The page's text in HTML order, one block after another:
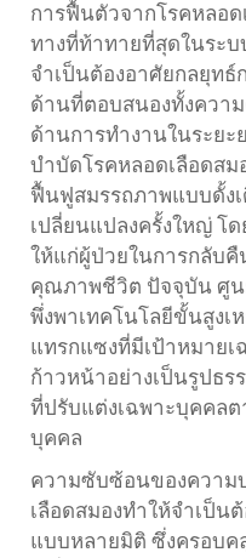
การฟื้นตัวจากโรคหลอด
ทางที่ท้าทายที่สุดในระ
จำเป็นต้องอาศัยกลยุท
ด้านที่ตอบสนองทั้งความ
ด้านการทำงานในระย
บำบัดโรคหลอดเลือดส
ฟื้นฟูสมรรถภาพแบบดั้ง
เปลี่ยนแปลงครั้งใหญ่ โ
ให้แก่ผู้ป่วยในการกลับ
คุณภาพชีวิต ปัจจุบัน ศู
พึ่งพาเทคโนโลยีขั้นสูงเ
แทรกแซงที่มีเป้าหมายเ
ก้าวหน้าอย่างเป็นรูปธ
ที่ปรับแต่งเฉพาะบุคคล
บุคคล
ความซับซ้อนของความ
เลือดสมองทำให้จำเป็น
แบบหลายมิติ ซึ่งครอบ